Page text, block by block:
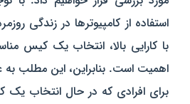
استفاده از کامپیوترها در زندگی
با کارایی بالا، انتخاب یک کیس
اهمیت است. بنابراین، این مطلب به
برای افرادی که در حال انتخاب